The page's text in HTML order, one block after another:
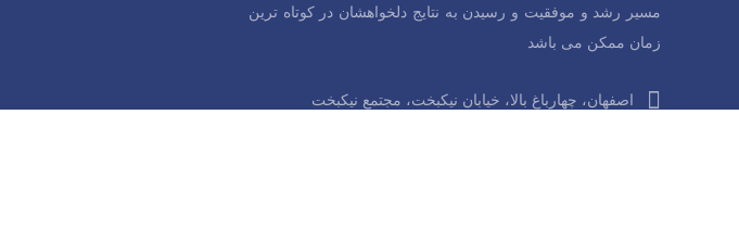
مسیر رشد و موفقیت و رسیدن به نتایج دلخواهشان در کوتاه ترین
زمان ممکن می باشد
اصفهان، چهارباغ بالا، خیابان نیکبخت، مجتمع نیکبخت